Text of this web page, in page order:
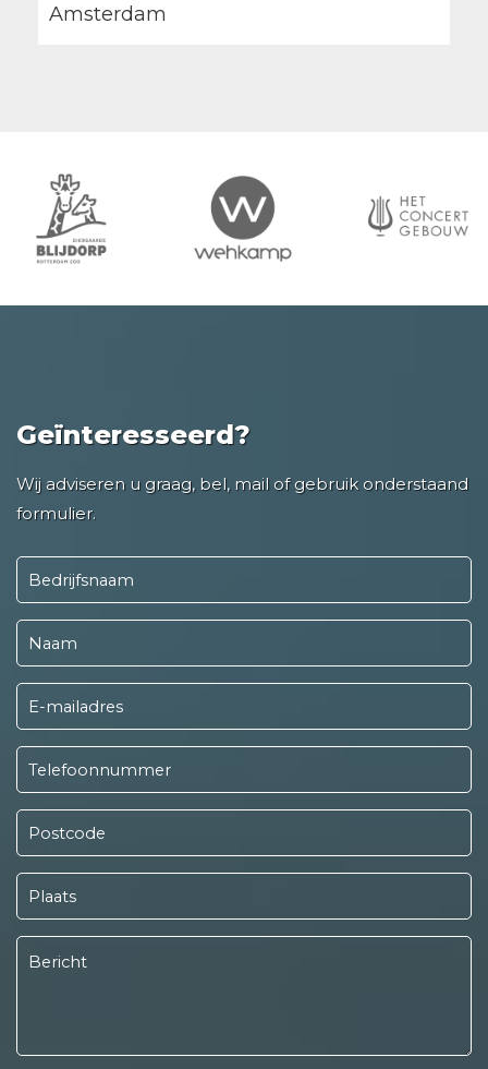
Amsterdam
Geïnteresseerd?
Wij adviseren u graag, bel, mail of gebruik onderstaand
formulier.